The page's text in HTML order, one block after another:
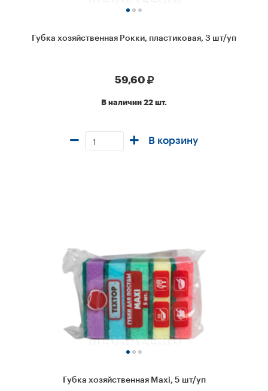
Губка хозяйственная Рокки, пластиковая, 3 шт/уп
59,60
В наличии 22 шт.
В корзину
Губка хозяйственная Maxi, 5 шт/уп